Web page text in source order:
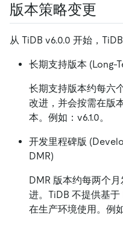
版本策略变更
从 TiDB v6.0.0 开始，
长期支持版本 (Long-
长期支持版本约每六
改进，并会按需在版
本。例如：v6.1.0。
开发里程碑版
DMR)
DMR 版本约每两个
进。TiDB 不提供基
在生产环境使用。例